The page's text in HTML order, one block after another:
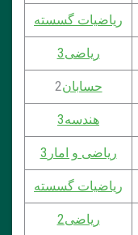
ریاضیات گسسته
ریاضی3
حسابان2
هندسه3
ریاضی و امار3
ریاضیات گسسته
ریاضی2